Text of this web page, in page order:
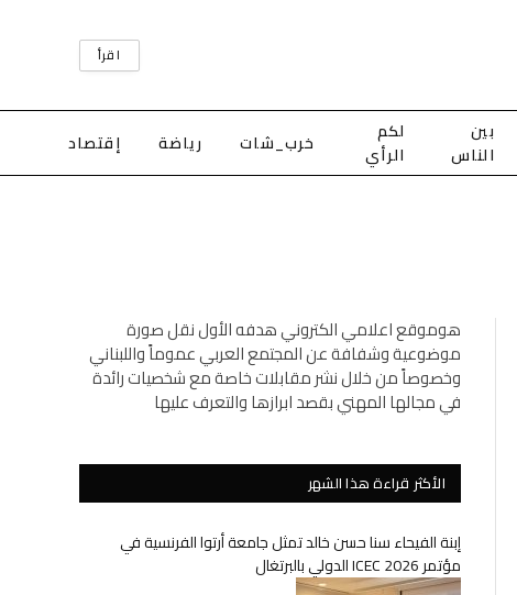
اقرأ
بين
الناس
لكم
الرأي
خرب_شات رياضة إقتصاد
هوموقع اعلامي الكتروني هدفه الأول نقل صورة
موضوعية وشفافة عن المجتمع العربي عموماً واللبناني
وخصوصاً من خلال نشر مقابلات خاصة مع شخصيات رائدة
في مجالها المهني بقصد ابرازها والتعرف عليها
الأكثر قراءة هذا الشهر
إبنة الفيحاء سنا حسن خالد تمثل جامعة أرتوا الفرنسية في
مؤتمر ICEC 2026 الدولي بالبرتغال